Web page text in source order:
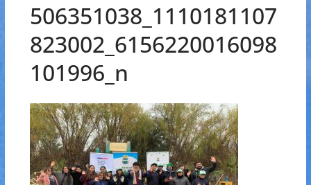
506351038_1110181107
823002_6156220016098
101996_n